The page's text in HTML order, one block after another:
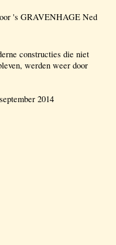
's GRAVENHAGE Ned
constructies die niet
werden weer door
2014